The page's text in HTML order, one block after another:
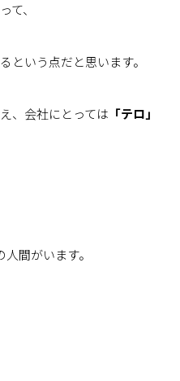
て、
という点だと思います。
、会社にとっては 「テロ」
間がいます。